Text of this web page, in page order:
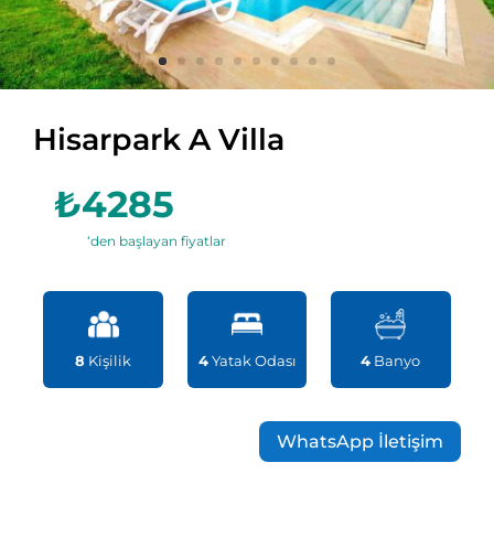
Hisarpark A Villa
₺4285
‘den başlayan fiyatlar
8 Kişilik 4Yatak Odası 4 Banyo
WhatsApp İletişim